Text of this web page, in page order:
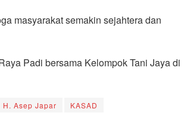
masyarakat semakin sejahtera dan
Padi bersama Kelompok Tani Jaya di
H. Asep Japar
KASAD